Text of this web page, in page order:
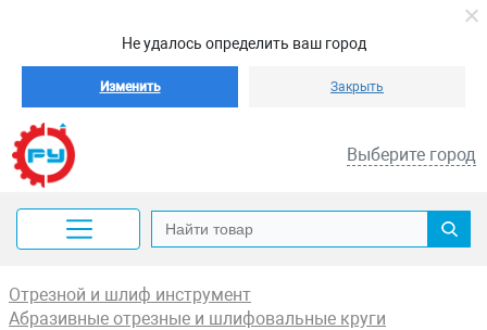
Не удалось определить ваш город
Изменить Закрыть
Выберите город
Отрезной и шлиф инструмент
Абразивные отрезные и шлифовальные круги